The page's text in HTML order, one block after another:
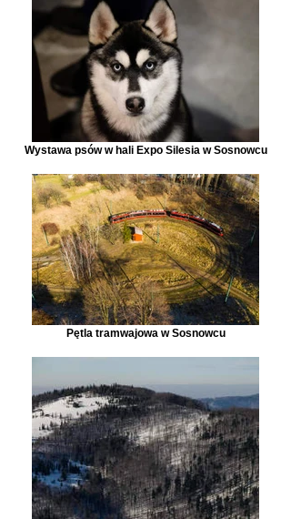
Wystawa psów w hali Expo Silesia w Sosnowcu
Pętla tramwajowa w Sosnowcu